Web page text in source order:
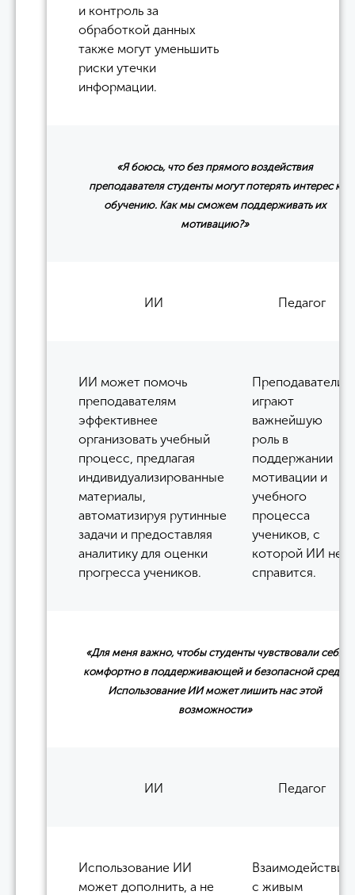
и контроль за
обработкой данных
также могут уменьшить
риски утечки
информации.
«Я боюсь, что без прямого воздействия
преподавателя студенты могут потерять интерес к
обучению. Как мы сможем поддерживать их
мотивацию?»
ИИ Педагог
ИИ может помочь
преподавателям
эффективнее
организовать учебный
процесс, предлагая
индивидуализированные
материалы,
автоматизируя рутинные
задачи и предоставляя
аналитику для оценки
прогресса учеников.
Преподаватели
играют
важнейшую
роль в
поддержании
мотивации и
учебного
процесса
учеников, с
которой ИИ не
справится.
«Для меня важно, чтобы студенты чувствовали себя
комфортно в поддерживающей и безопасной среде.
Использование ИИ может лишить нас этой
возможности»
ИИ Педагог
Использование ИИ
может дополнить, а не
Взаимодействие
с живым